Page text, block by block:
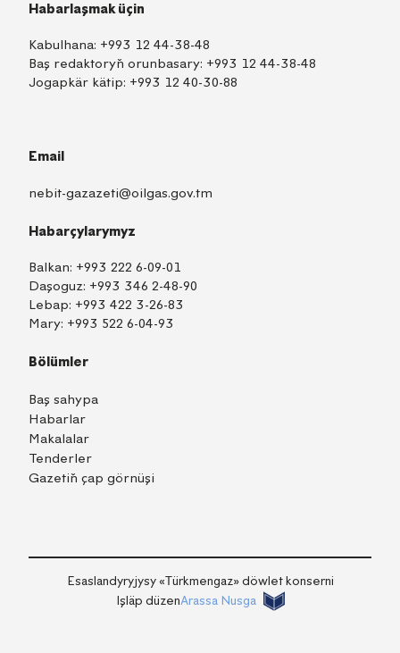
Habarlaşmak üçin
Kabulhana: +993 12 44-38-48
Baş redaktoryň orunbasary: +993 12 44-38-48
Jogapkär kätip: +993 12 40-30-88
Email
nebit-gazazeti@oilgas.gov.tm
Habarçylarymyz
Balkan: +993 222 6-09-01
Daşoguz: +993 346 2-48-90
Lebap: +993 422 3-26-83
Mary: +993 522 6-04-93
Bölümler
Baş sahypa
Habarlar
Makalalar
Tenderler
Gazetiň çap görnüşi
Esaslandyryjysy «Тürkmengaz» döwlet konserni
Işläp düzenArassa Nusga